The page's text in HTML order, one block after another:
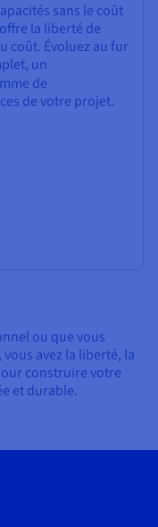
sans le coût
la liberté de
coût. Évoluez au fur
un
de
de votre projet.
ou que vous
avez la liberté, la
construire votre
et durable.